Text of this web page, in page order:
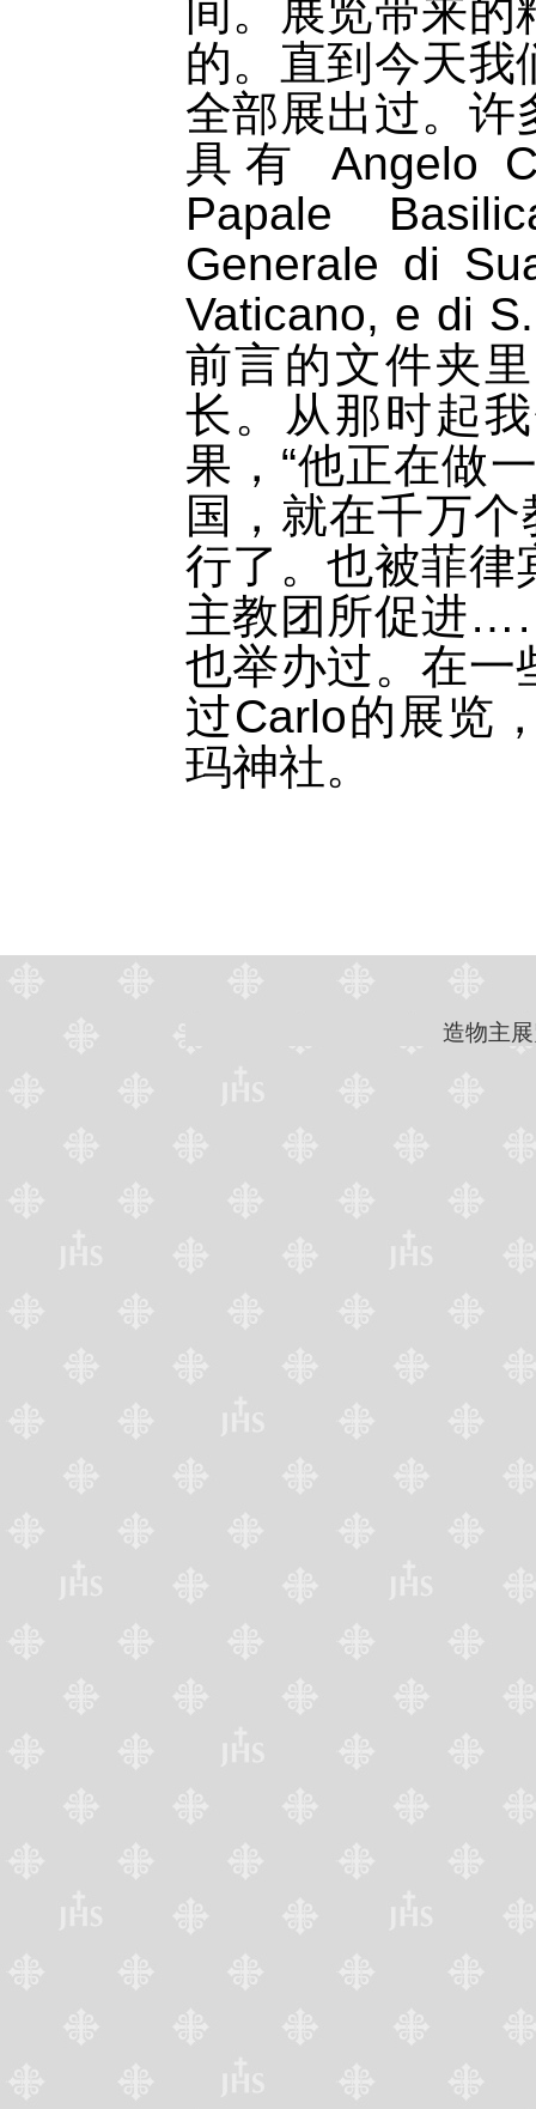
间。展览带来
的。直到今天我
全部展出过。许
具有 Angelo
Papale
Generale di
Vaticano, e di
前言的文件夹
长。从那时起
果，“他正在做
国，就在千万
行了。也被菲律
主教团所促进
也举办过。在一
过Carlo的展览
玛神社。
造物主